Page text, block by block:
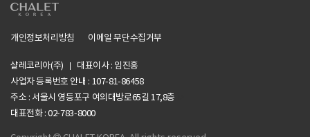
개인정보처리방침 이메일 무단수집거부
샬레코리아(주)
대표이사 : 임진홍
사업자 등록번호 안내 : 107-81-86458
주소 : 서울시 영등포구 여의대방로65길 17,8층
대표전화 : 02-783-8000